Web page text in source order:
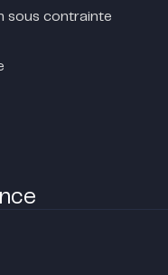
sous contrainte